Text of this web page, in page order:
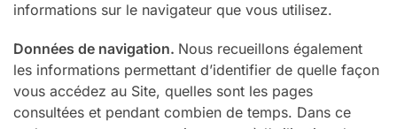
informations sur le navigateur que vous utilisez.
Données de navigation. Nous recueillons également
les informations permettant d’identifier de quelle façon
vous accédez au Site, quelles sont les pages
consultées et pendant combien de temps. Dans ce